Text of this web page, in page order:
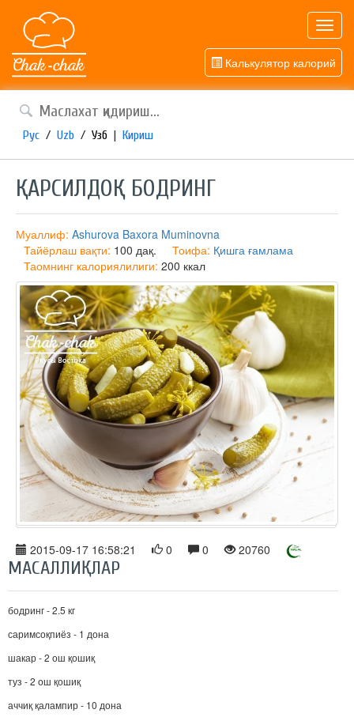
Калькулятор калорий
Рус / Uzb / Узб | Кириш
ҚАРСИЛДОҚ БОДРИНГ
Муаллиф: Ashurova Baxora Muminovna
Тайёрлаш вақти: 100 дақ. Тоифа: Қишга ғамлама
Таомнинг калориялилиги: 200 ккал
2015-09-17 16:58:21 0 0 20760
МАСАЛЛИҚЛАР
бодринг - 2.5 кг
саримсоқпиёз - 1 дона
шакар - 2 ош қошиқ
туз - 2 ош қошиқ
аччиқ қалампир - 10 дона